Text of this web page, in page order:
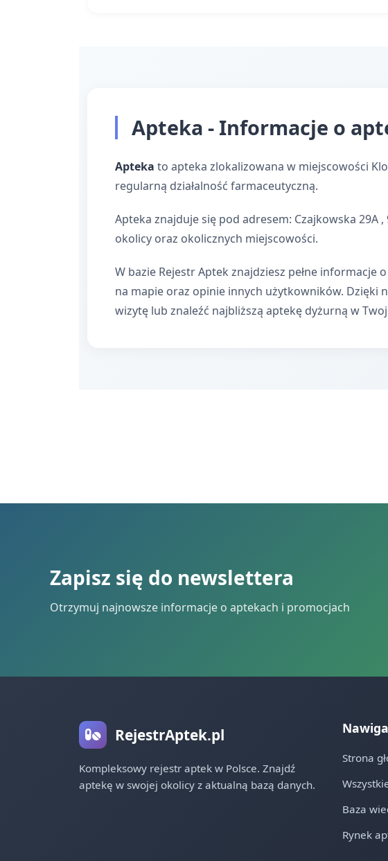
Apteka - Informacje o
Apteka to apteka zlokalizowana w miejscowości
regularną działalność farmaceutyczną.
Apteka znajduje się pod adresem: Czajkowska
okolicy oraz okolicznych miejscowości.
W bazie Rejestr Aptek znajdziesz pełne
na mapie oraz opinie innych użytkowników. Dzięki
wizytę lub znaleźć najbliższą aptekę dyżurną w
Zapisz się do newslettera
Otrzymuj najnowsze informacje o aptekach i promocjach
RejestrAptek.pl
Kompleksowy rejestr aptek w Polsce. Znajdź
aptekę w swojej okolicy z aktualną bazą danych.
Strona
Baza
Rynek